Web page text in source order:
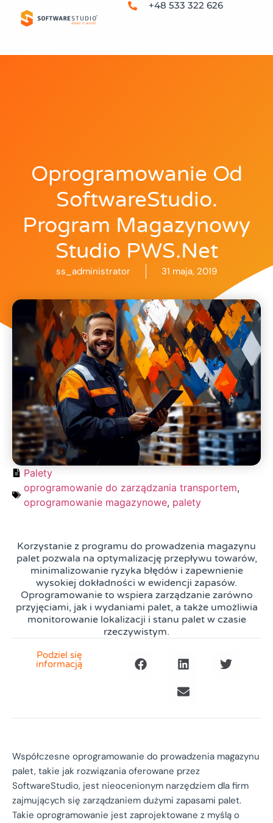
+48 533 322 626
Oprogramowanie Od
SoftwareStudio.
Program Magazynowy
Studio PWS.net
ss_administrator 31 maja, 2019
Palety
oprogramowanie do zarządzania transportem,
oprogramowanie magazynowe, palety
Korzystanie z programu do prowadzenia magazynu
palet pozwala na optymalizację przepływu towarów,
minimalizowanie ryzyka błędów i zapewnienie
wysokiej dokładności w ewidencji zapasów.
Oprogramowanie to wspiera zarządzanie zarówno
przyjęciami, jak i wydaniami palet, a także umożliwia
monitorowanie lokalizacji i stanu palet w czasie
rzeczywistym.
Podziel się
informacją
Współczesne oprogramowanie do prowadzenia magazynu
palet, takie jak rozwiązania oferowane przez
SoftwareStudio, jest nieocenionym narzędziem dla firm
zajmujących się zarządzaniem dużymi zapasami palet.
Takie oprogramowanie jest zaprojektowane z myślą o